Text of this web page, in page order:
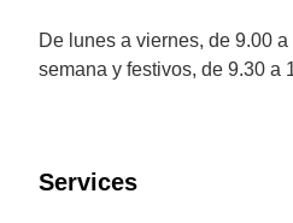
De lunes a viernes, de 9.00
semana y festivos, de 9.30 a
Services